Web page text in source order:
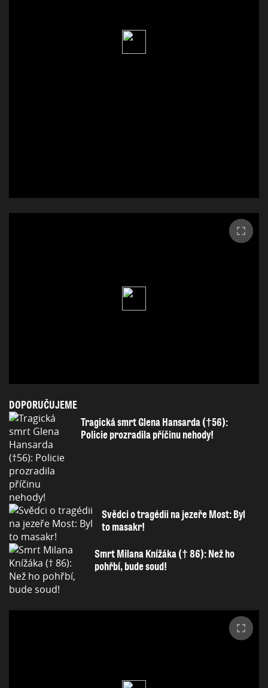
DOPORUČUJEME
Tragická smrt Glena Hansarda (†56):
Policie prozradila příčinu nehody!
Svědci o tragédii na jezeře Most: Byl
to masakr!
Smrt Milana Knížáka († 86): Než ho
pohřbí, bude soud!